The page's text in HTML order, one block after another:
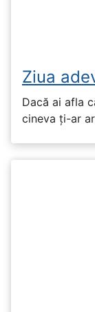
Ziua
Dacă ai afla
cineva ți-ar